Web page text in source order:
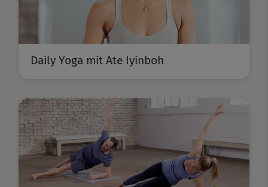
Daily Yoga mit Ate Iyinboh